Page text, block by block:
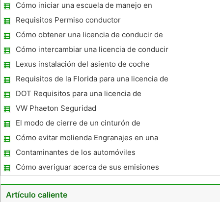
que alertan a los conductores de posibles peligros en l
Cómo iniciar una escuela de manejo en
California
Requisitos Permiso conductor
Cómo obtener una licencia de conducir de
Pennsylvania
Cómo intercambiar una licencia de conducir
francesa en Michigan
Lexus instalación del asiento de coche
Requisitos de la Florida para una licencia de
conducir Certificado de
DOT Requisitos para una licencia de
conducir comercial
VW Phaeton Seguridad
El modo de cierre de un cinturón de
seguridad
Cómo evitar molienda Engranajes en una
transmisión manual
Contaminantes de los automóviles
Cómo averiguar acerca de sus emisiones
de los automóviles
Artículo caliente